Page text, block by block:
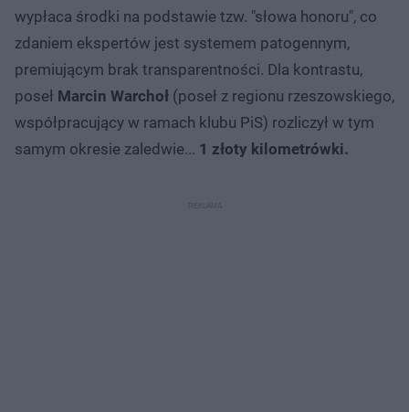
wypłaca środki na podstawie tzw. "słowa honoru", co
zdaniem ekspertów jest systemem patogennym,
premiującym brak transparentności. Dla kontrastu,
poseł Marcin Warchoł (poseł z regionu rzeszowskiego,
współpracujący w ramach klubu PiS) rozliczył w tym
samym okresie zaledwie... 1 złoty kilometrówki.